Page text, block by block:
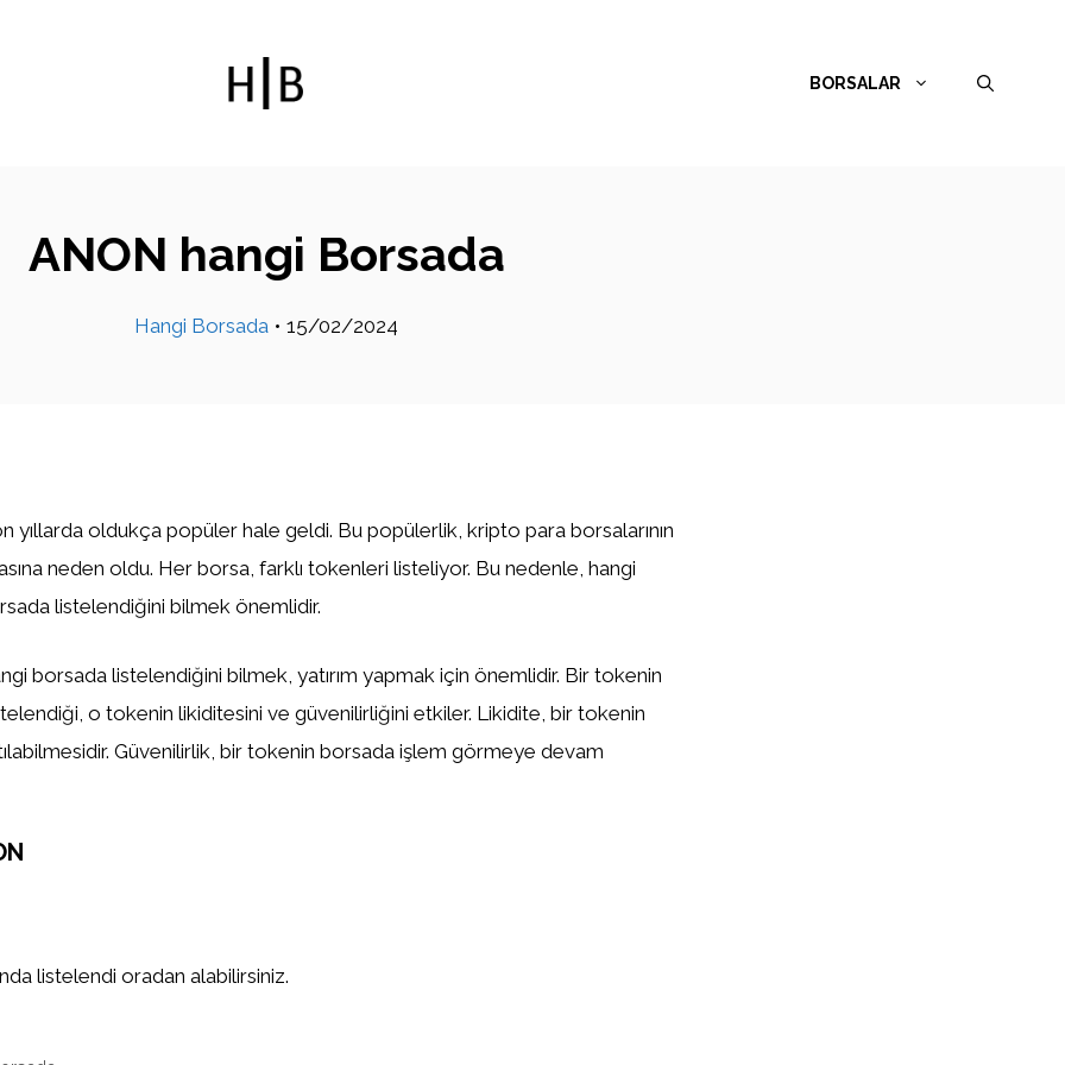
BORSALAR
ANON hangi Borsada
Hangi Borsada • 15/02/2024
yıllarda oldukça popüler hale geldi. Bu popülerlik, kripto para borsalarının
neden oldu. Her borsa, farklı tokenleri listeliyor. Bu nedenle, hangi
listelendiğini bilmek önemlidir.
borsada listelendiğini bilmek, yatırım yapmak için önemlidir. Bir tokenin
o tokenin likiditesini ve güvenilirliğini etkiler. Likidite, bir tokenin
Güvenilirlik, bir tokenin borsada işlem görmeye devam
listelendi oradan alabilirsiniz.